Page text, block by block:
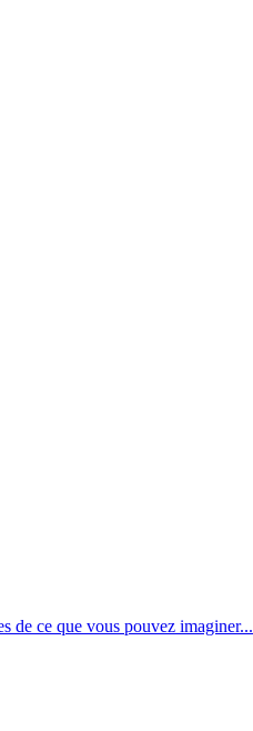
de ce que vous pouvez imaginer...